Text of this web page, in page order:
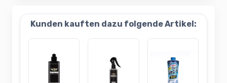
Kunden kauften dazu folgende Artikel: